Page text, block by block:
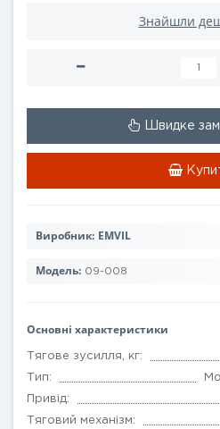
Знайшли
Швидке
Виробник: EMVIL
Модель: 09-008
Основні характеристики
Тягове зусилля, кг:
Тип:
Привід:
Тяговий механізм: